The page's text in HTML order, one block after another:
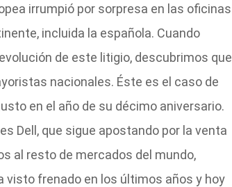
irrumpió por sorpresa en las oficinas
incluida la española. Cuando
de este litigio, descubrimos que
nacionales. Éste es el caso de
en el año de su décimo aniversario.
Dell, que sigue apostando por la venta
al resto de mercados del mundo,
visto frenado en los últimos años y hoy